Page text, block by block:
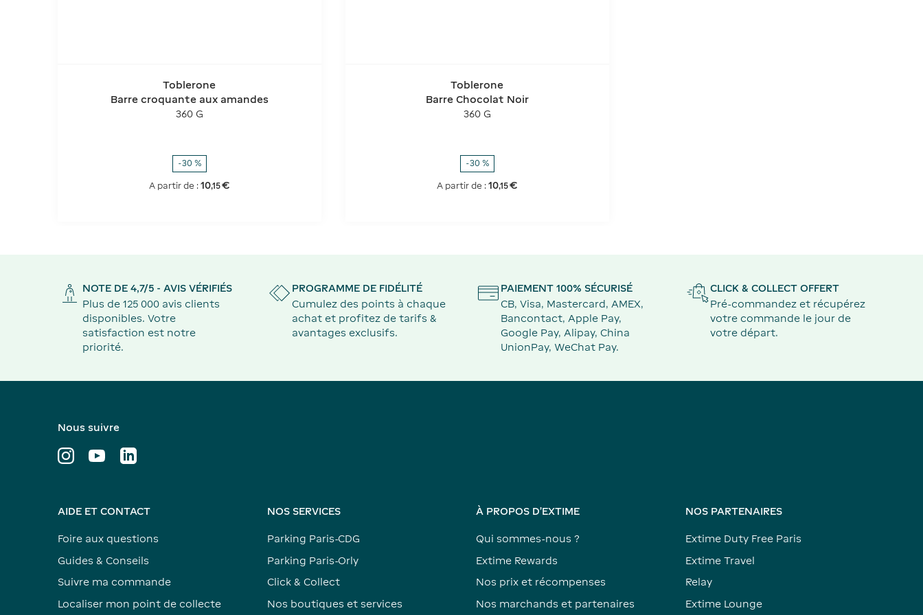
Toblerone
Barre croquante aux amandes
360 G
-30 %
A partir de : 10,15€
Toblerone
Barre Chocolat Noir
360 G
-30 %
A partir de : 10,15€
NOTE DE 4,7/5 - AVIS VÉRIFIÉS
Plus de 125 000 avis clients
disponibles. Votre
satisfaction est notre
priorité.
PROGRAMME DE FIDÉLITÉ
Cumulez des points à chaque
achat et profitez de tarifs &
avantages exclusifs.
PAIEMENT 100% SÉCURISÉ
CB, Visa, Mastercard, AMEX,
Bancontact, Apple Pay,
Google Pay, Alipay, China
UnionPay, WeChat Pay.
CLICK & COLLECT OFFERT
Pré-commandez et récupérez
votre commande le jour de
votre départ.
Nous suivre
AIDE ET CONTACT
Foire aux questions
Guides & Conseils
Suivre ma commande
Localiser mon point de collecte
NOS SERVICES
Parking Paris-CDG
Parking Paris-Orly
Click & Collect
Nos boutiques et services
À PROPOS D'EXTIME
Qui sommes-nous ?
Extime Rewards
Nos prix et récompenses
Nos marchands et partenaires
NOS PARTENAIRES
Extime Duty Free Paris
Extime Travel
Relay
Extime Lounge